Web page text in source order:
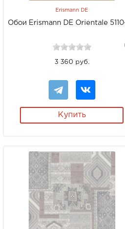
Erismann DE
Обои Erismann DE Orientale
3 360 руб.
Купить